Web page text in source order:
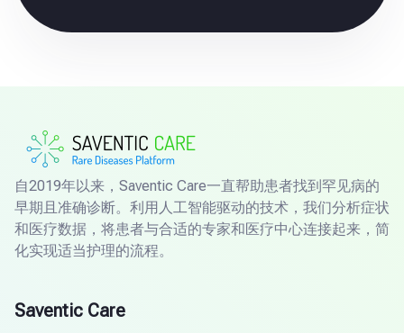
自2019年以来，Saventic Care一直帮助患者找到罕见病的
早期且准确诊断。利用人工智能驱动的技术，我们分析症状
和医疗数据，将患者与合适的专家和医疗中心连接起来，简
化实现适当护理的流程。
Saventic Care